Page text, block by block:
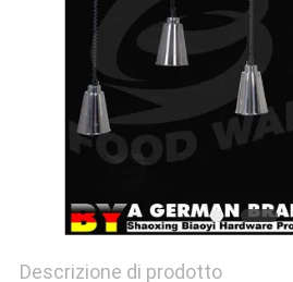
Descrizione di prodotto